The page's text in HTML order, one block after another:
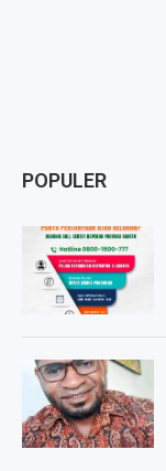
POPULER